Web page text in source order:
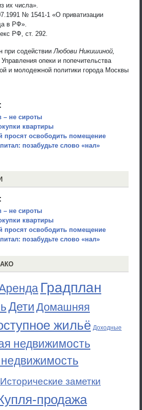
их числа».
№ 1541-1 «О приватизации
в РФ».
РФ, ст. 292.
при содействии Любови Никишиной,
опеки и попечительства
и молодежной политики города Москвы
– не сироты
квартиры
просят освободить помещение
позабудьте слово «нал»
– не сироты
квартиры
просят освободить помещение
позабудьте слово «нал»
Градплан
Дети Домашняя
жильё Доходные
недвижимость
Исторические заметки
продажа